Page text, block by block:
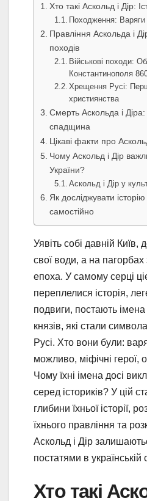
Хто такі Аскольд і Дір:
Походження: Варяги
Правління Аскольда і
походів
Військові походи:
Константинополя
Хрещення Русі:
християнства
Смерть Аскольда і Діра:
спадщина
Цікаві факти про
Чому Аскольд і Дір
України?
Аскольд і Дір у
Як досліджувати
самостійно
Уявіть собі давній Київ,
свої води, а на
епоха. У самому серці
переплелися історія,
подвиги, постають
князів, які стали
Русі. Хто вони були:
можливо, міфічні герої,
Чому їхні імена досі
серед істориків? У цій
глибини їхньої історії,
їхнього правління та
Аскольд і Дір
постатями в українській
Хто такі